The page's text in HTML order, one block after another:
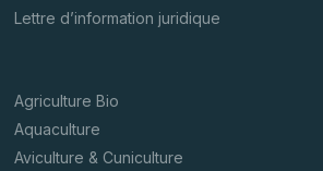
Lettre d’information juridique
Agriculture Bio
Aquaculture
Aviculture & Cuniculture